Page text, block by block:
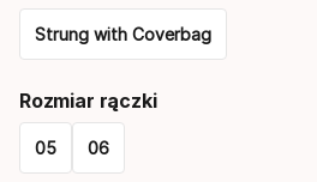
Strung with Coverbag
select
option:
Rozmiar rączki
05 06